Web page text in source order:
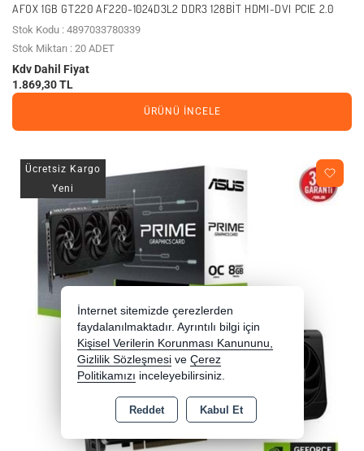
AFOX 1GB GT220 AF220-1024D3L2 DDR3 128BIT HDMI-DVI PCIE 2.0
Stok Kodu : 4897033780339
Stok Miktarı : 20 ADET
Kdv Dahil Fiyat
1.869,30 TL
ÜRÜNÜ İNCELE
Ücretsiz Kargo
Yeni
İnternet sitemizde çerezlerden
faydalanılmaktadır. Ayrıntılı bilgi için
Kişisel Verilerin Korunması Kanununu,
Gizlilik Sözleşmesi ve Çerez
Politikamızı inceleyebilirsiniz.
Reddet Kabul Et